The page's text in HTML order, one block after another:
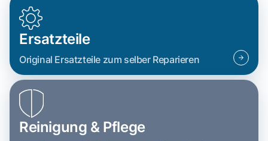
Ersatzteile
Original Ersatzteile zum selber Reparieren
Reinigung & Pflege